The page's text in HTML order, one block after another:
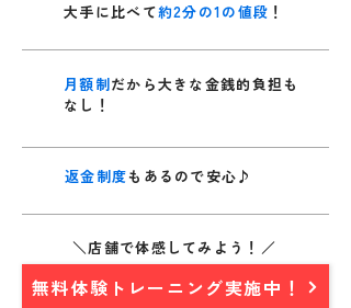
大手に比べて約2分の1の値段 ！
月額制だから大きな金銭的負担も
なし！
返金制度もあるので安心♪
＼店舗で体感してみよう！／
無料体験トレーニング実施中！